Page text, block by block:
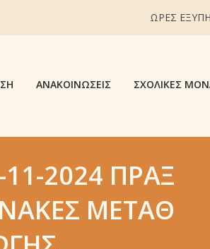
ΩΡΕΣ
ΑΝΑΚΟΙΝΏΣΕΙΣ ΣΧΟΛΙΚΈΣ
2024 ΠΡΆΞ
ΜΕΤΑΘ